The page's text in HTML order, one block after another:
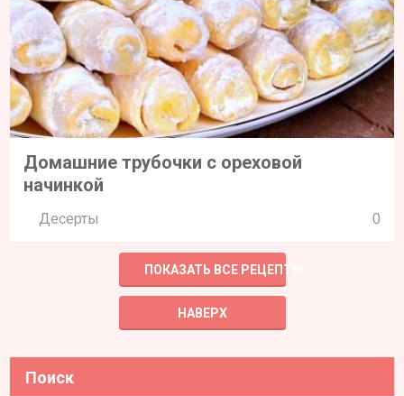
Домашние трубочки с ореховой
начинкой
Десерты 0
ПОКАЗАТЬ ВСЕ РЕЦЕПТЫ
НАВЕРХ
Поиск